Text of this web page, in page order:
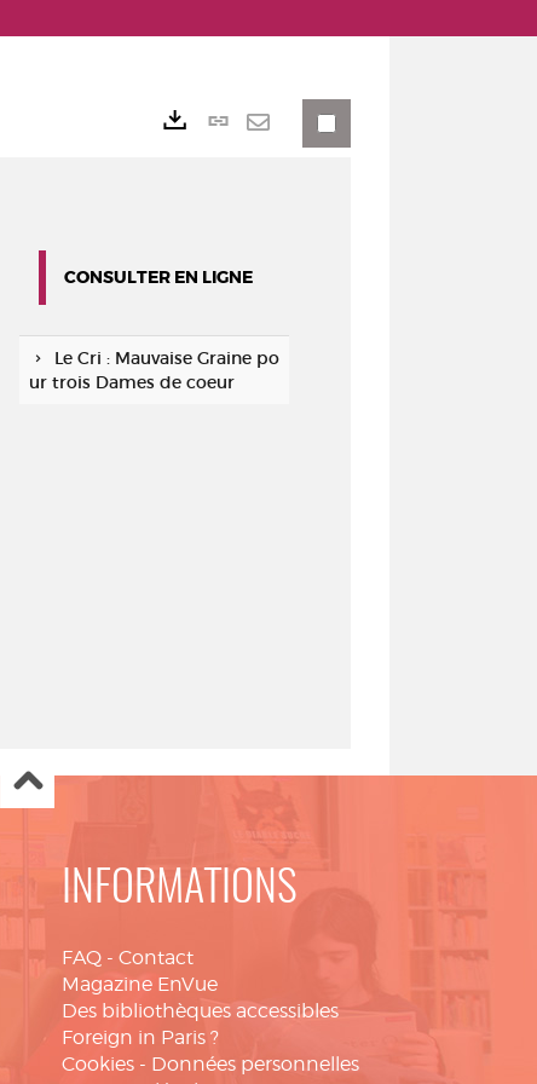
Lien
CONSULTER EN LIGNE
Le Cri : Mauvaise Graine po
ur trois Dames de coeur
INFORMATIONS
FAQ - Contact
Magazine EnVue
Des bibliothèques accessibles
Foreign in Paris ?
Cookies - Données personnelles